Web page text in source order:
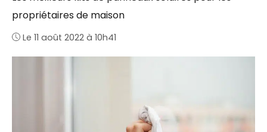
propriétaires de maison
Le 11 août 2022 à 10h41